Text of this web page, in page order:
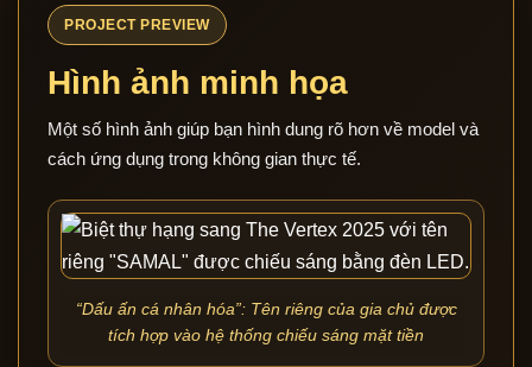
PROJECT PREVIEW
Hình ảnh minh họa
Một số hình ảnh giúp bạn hình dung rõ hơn về model và
cách ứng dụng trong không gian thực tế.
“Dấu ấn cá nhân hóa”: Tên riêng của gia chủ được
tích hợp vào hệ thống chiếu sáng mặt tiền